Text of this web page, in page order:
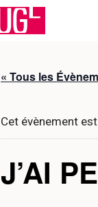
« Tous les
Cet évènement
J’AI